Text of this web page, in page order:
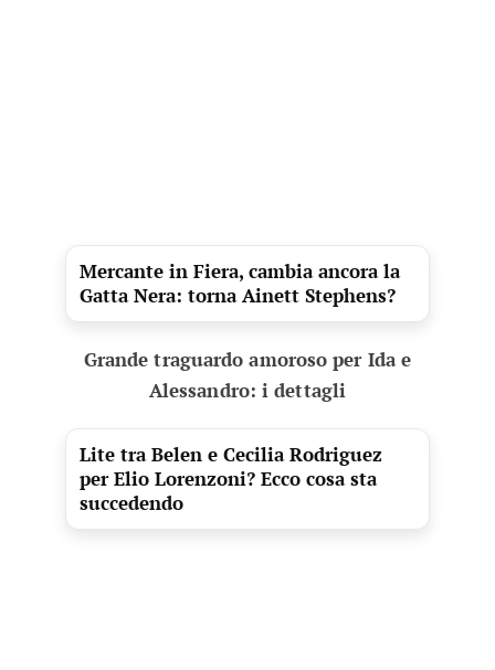
Mercante in Fiera, cambia ancora la
Gatta Nera: torna Ainett Stephens?
Grande traguardo amoroso per Ida e
Alessandro: i dettagli
Lite tra Belen e Cecilia Rodriguez
per Elio Lorenzoni? Ecco cosa sta
succedendo